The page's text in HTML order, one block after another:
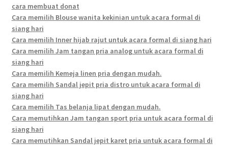
cara membuat donat
Cara memilih Blouse wanita kekinian untuk acara formal di
siang hari
Cara memilih Inner hijab rajut untuk acara formal di siang hari
Cara memilih Jam tangan pria analog untuk acara formal di
siang hari
Cara memilih Kemeja linen pria dengan mudah.
Cara memilih Sandal jepit pria distro untuk acara formal di
siang hari
Cara memilih Tas belanja lipat dengan mudah.
Cara memutihkan Jam tangan sport pria untuk acara formal di
siang hari
Cara memutihkan Sandal jepit karet pria untuk acara formal di